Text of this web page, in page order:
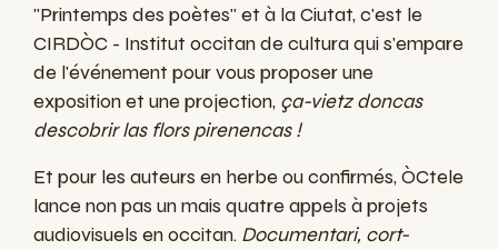
"Printemps des poètes" et à la Ciutat, c'est le
CIRDÒC - Institut occitan de cultura qui s'empare
de l'événement pour vous proposer une
exposition et une projection, ça-vietz doncas
descobrir las flors pirenencas !
Et pour les auteurs en herbe ou confirmés, ÒCtele
lance non pas un mais quatre appels à projets
audiovisuels en occitan. Documentari, cort-